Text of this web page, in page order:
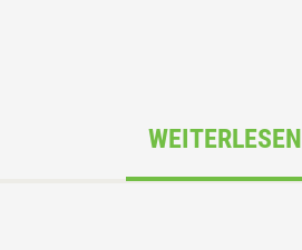
WEITERLESEN